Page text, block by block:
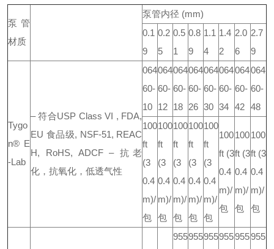
泵管
材质
泵管内径 (mm)
0.1
9
0.2
5
0.5
1
0.8
9
1.1
4
1.4
2
2.0
6
2.7
9
Tygo
n® E
-Lab
– 符合USP Class VI , FDA,
EU 食品级, NSF-51, REAC
H, RoHS, ADCF– 抗老
化，抗氧化，低透气性
064
60-
10
064
60-
12
064
60-
18
064
60-
26
064
60-
30
064
60-
34
064
60-
42
064
60-
48
100
ft
(3
0.4
m)/
包
100
ft
(3
0.4
m)/
包
100
ft
(3
0.4
m)/
包
100
ft
(3
0.4
m)/
包
100
ft
(3
0.4
m)/
包
100
ft (3
0.4
m)/
包
100
ft (3
0.4
m)/
包
100
ft (3
0.4
m)/
包
955955955955955955